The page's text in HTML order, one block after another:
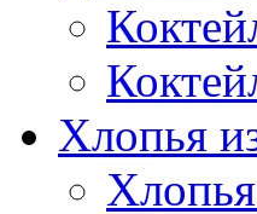
Хлопья